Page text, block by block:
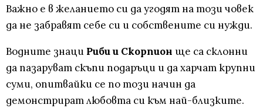
Важно е в желанието си да угодят на този човек
да не забравят себе си и собствените си нужди.
Водните знаци Риби и Скорпион ще са склонни
да пазаруват скъпи подаръци и да харчат крупни
суми, опитвайки се по този начин да
демонстрират любовта си към най-близките.